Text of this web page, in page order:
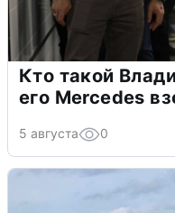
Кто такой
его Mercedes
5 августа 0